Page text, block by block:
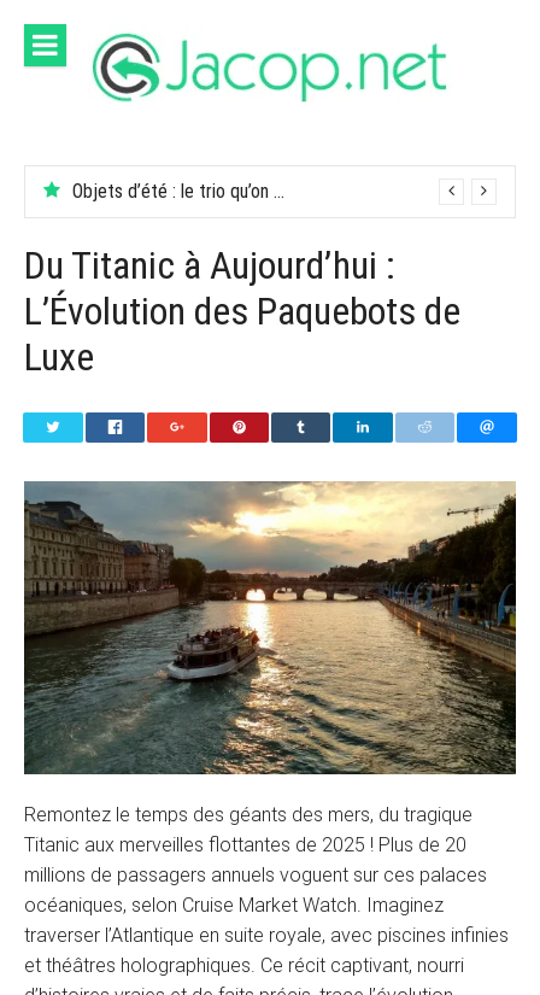
contenu
Objets d’été : le trio qu’on garde dans son sac
Du Titanic à Aujourd’hui :
L’Évolution des Paquebots de
Luxe
Remontez le temps des géants des mers, du tragique
Titanic aux merveilles flottantes de 2025 ! Plus de 20
millions de passagers annuels voguent sur ces palaces
océaniques, selon Cruise Market Watch. Imaginez
traverser l’Atlantique en suite royale, avec piscines infinies
et théâtres holographiques. Ce récit captivant, nourri